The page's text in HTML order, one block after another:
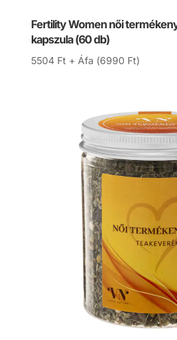
Fertility Women női
kapszula (60 db)
5504 Ft + Áfa (6990 Ft)